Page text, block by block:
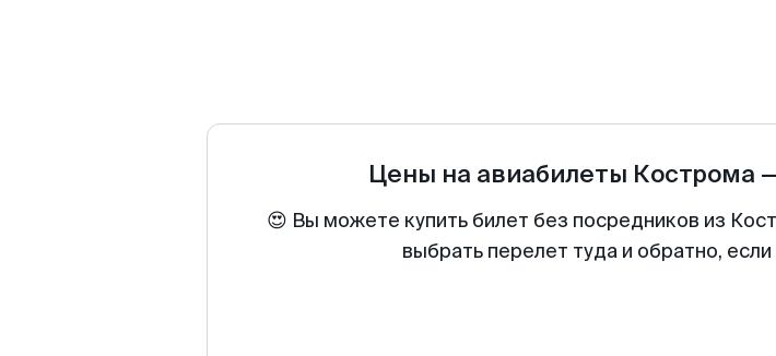
Цены на авиабилеты Кострома
😍 Вы можете купить билет без посредников из
выбрать перелет туда и обратно,